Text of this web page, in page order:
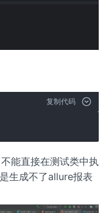
复制代码
能直接在测试类中执
生成不了allure报表